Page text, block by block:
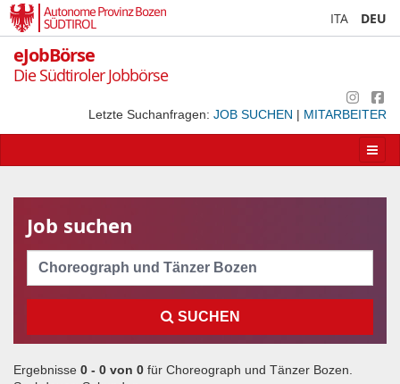
Autonome Provinz Bozen
SÜDTIROL
ITA DEU
eJobBörse
Die Südtiroler Jobbörse
Letzte Suchanfragen: JOB SUCHEN | MITARBEITER
Apri/
la
Job suchen
SUCHEN
Ergebnisse 0 - 0 von 0 für Choreograph und Tänzer Bozen.